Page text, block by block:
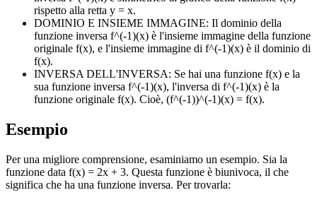
rispetto alla retta y = x.
DOMINIO E INSIEME IMMAGINE: Il dominio della
funzione inversa f^(-1)(x) è l'insieme immagine della funzione
originale f(x), e l'insieme immagine di f^(-1)(x) è il dominio di
f(x).
INVERSA DELL'INVERSA: Se hai una funzione f(x) e la
sua funzione inversa f^(-1)(x), l'inversa di f^(-1)(x) è la
funzione originale f(x). Cioè, (f^(-1))^(-1)(x) = f(x).
Esempio
Per una migliore comprensione, esaminiamo un esempio. Sia la
funzione data f(x) = 2x + 3. Questa funzione è biunivoca, il che
significa che ha una funzione inversa. Per trovarla: